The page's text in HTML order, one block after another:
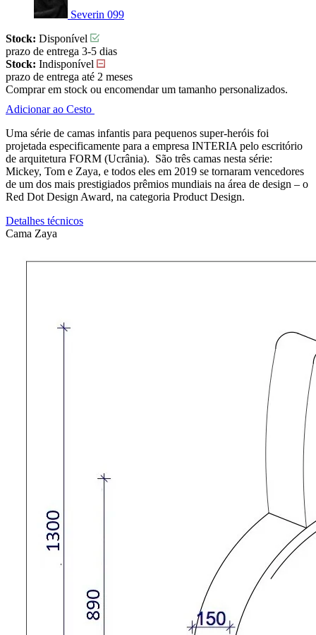
Severin 099
Stock: Disponível
prazo de entrega 3-5 dias
Stock: Indisponível
prazo de entrega até 2 meses
Comprar em stock ou encomendar um tamanho personalizados.
Adicionar ao Cesto
Uma série de camas infantis para pequenos super-heróis foi
projetada especificamente para a empresa INTERIA pelo escritório
de arquitetura FORM (Ucrânia). São três camas nesta série:
Mickey, Tom e Zaya, e todos eles em 2019 se tornaram vencedores
de um dos mais prestigiados prêmios mundiais na área de design – o
Red Dot Design Award, na categoria Product Design.
Detalhes técnicos
Cama Zaya